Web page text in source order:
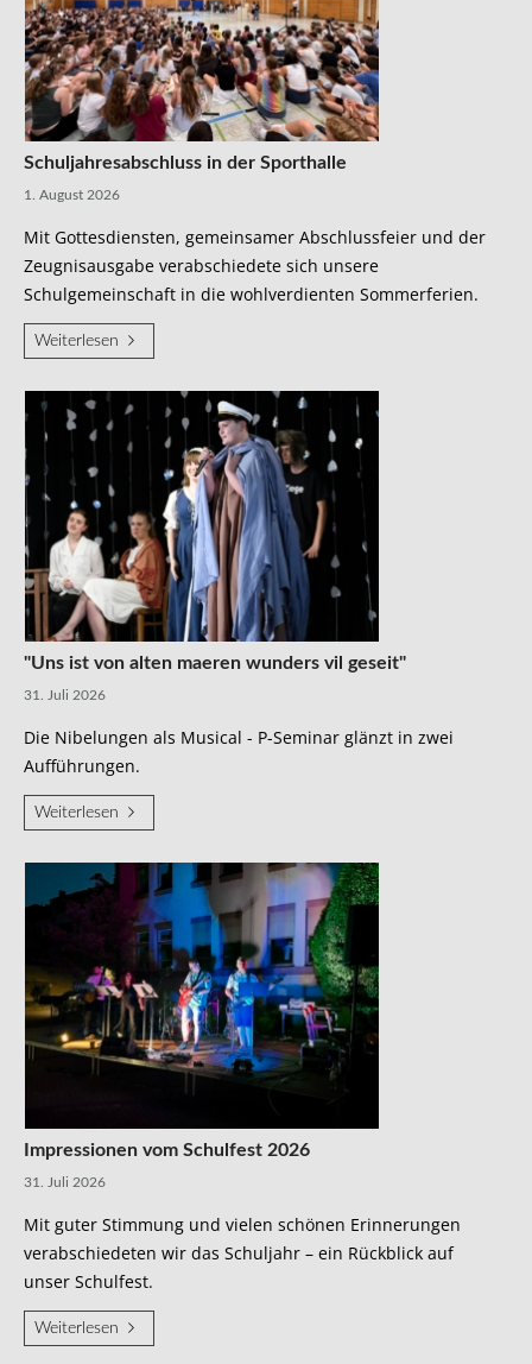
Schuljahresabschluss in der Sporthalle
1. August 2026
Mit Gottesdiensten, gemeinsamer Abschlussfeier und der
Zeugnisausgabe verabschiedete sich unsere
Schulgemeinschaft in die wohlverdienten Sommerferien.
Weiterlesen
"Uns ist von alten maeren wunders vil geseit"
31. Juli 2026
Die Nibelungen als Musical - P-Seminar glänzt in zwei
Aufführungen.
Weiterlesen
Impressionen vom Schulfest 2026
31. Juli 2026
Mit guter Stimmung und vielen schönen Erinnerungen
verabschiedeten wir das Schuljahr – ein Rückblick auf
unser Schulfest.
Weiterlesen